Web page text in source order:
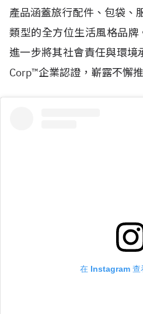
產品涵蓋旅行配件、包袋、
類型的全方位生活風格品
進一步將其社會責任與環境
Corp™企業認證，嶄露不懈
在 Instagram 查